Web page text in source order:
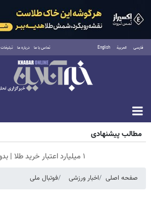
فارسی العربية English تماس با ما درباره ما تبلیغات
جمعه ۱۶ مرداد ۱۴۰۵
مطالب پیشنهادی
۱ میلیارد اعتبار خرید طلا | بدون ضامن و چک
صفحه اصلی اخبار ورزشی فوتبال ملی